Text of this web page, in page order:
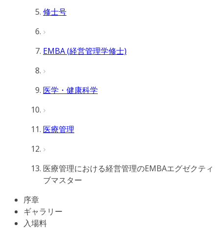
修士号
EMBA (経営管理学修士)
医学・健康科学
医療管理
医療管理における経営管理のEMBAエグゼクティ
ブマスター
序章
ギャラリー
入場料